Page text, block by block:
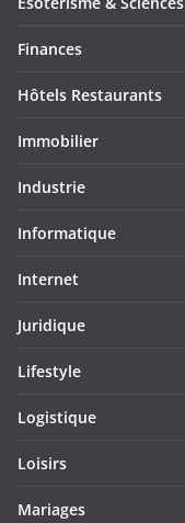
Finances
Hôtels Restaurants
Immobilier
Industrie
Informatique
Internet
Juridique
Lifestyle
Logistique
Loisirs
Mariages